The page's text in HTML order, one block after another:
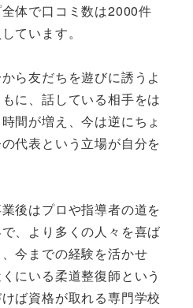
体で口コミ数は2000件
ています。
ら友だちを遊びに誘うよ
に、話している相手をは
間が増え、今は逆にちょ
代表という立場が自分を
後はプロや指導者の道を
、より多くの人々を喜ば
今までの経験を活かせ
にいる柔道整復師という
ば資格が取れる専門学校